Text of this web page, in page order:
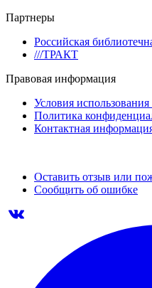
Партнеры
Российская
///ТРАКТ
Правовая информация
Условия использования
Политика
Контактная
Оставить отзыв или
Сообщить об ошибке